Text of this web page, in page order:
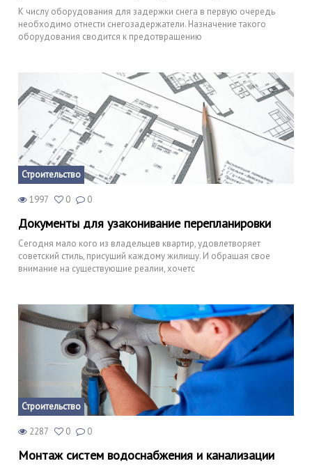
К числу оборудования для задержки снега в первую очередь
необходимо отнести снегозадержатели. Назначение такого
оборудования сводится к предотвращению
Строительство
1997 0 0
Документы для узаконивание перепланировки
Сегодня мало кого из владельцев квартир, удовлетворяет
советский стиль, присущий каждому жилищу. И обращая свое
внимание на существующие реалии, хочетс
Строительство
2287 0 0
Монтаж систем водоснабжения и канализации